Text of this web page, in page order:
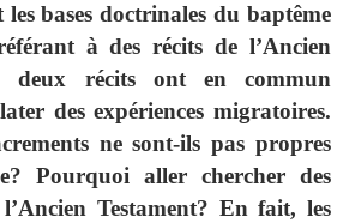
bases doctrinales du baptême
à des récits de l’Ancien
deux récits ont en commun
des expériences migratoires.
ne sont-ils pas propres
Pourquoi aller chercher des
l’Ancien Testament? En fait, les